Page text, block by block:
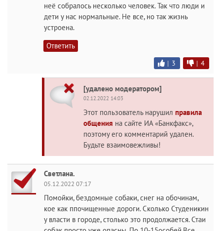
неё собралось несколько человек. Так что люди и
дети у нас нормальные. Не все, но так жизнь
устроена.
Ответить
| 3 | 4
[удалено модератором]
02.12.2022 14:03
Этот пользователь нарушил правила
общения на сайте ИА «Банкфакс»,
поэтому его комментарий удален.
Будьте взаимовежливы!
Светлана.
05.12.2022 07:17
Помойки, бездомные собаки, снег на обочинам,
кое как ппочищенные дороги. Сколько Студеникин
у власти в городе, столько это продолжается. Стаи